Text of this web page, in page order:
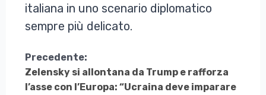
italiana in uno scenario diplomatico
sempre più delicato.
Continua
a
Precedente:
Zelensky si allontana da Trump e rafforza
l’asse con l’Europa: “Ucraina deve imparare